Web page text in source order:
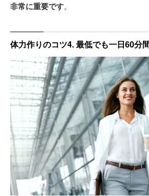
非常に重要です。
体力作りのコツ4. 最低でも一日60分